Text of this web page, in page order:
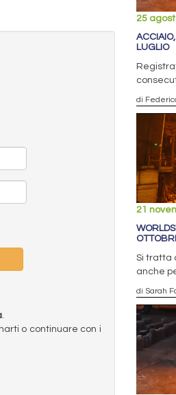
.
o continuare con i
25
LUGLIO
di
21
Si tratta
anche
di Sarah